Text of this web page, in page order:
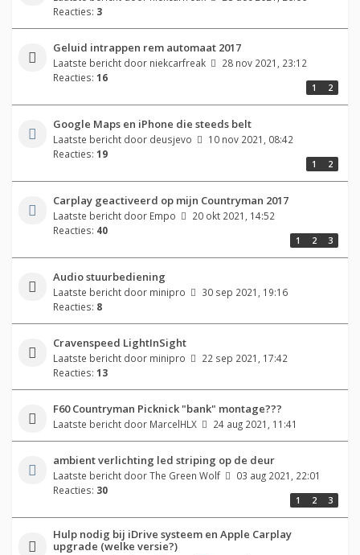
Reacties: 3
Geluid intrappen rem automaat 2017
Laatste bericht door niekcarfreak
28 nov 2021, 23:12
Reacties: 16
1 2
Google Maps en iPhone die steeds belt
Laatste bericht door deusjevo
10 nov 2021, 08:42
Reacties: 19
1 2
Carplay geactiveerd op mijn Countryman 2017
Laatste bericht door Empo
20 okt 2021, 14:52
Reacties: 40
1 2 3
Audio stuurbediening
Laatste bericht door minipro
30 sep 2021, 19:16
Reacties: 8
Cravenspeed LightInSight
Laatste bericht door minipro
22 sep 2021, 17:42
Reacties: 13
F60 Countryman Picknick "bank" montage???
Laatste bericht door MarcelHLX 24 aug 2021, 11:41
ambient verlichting led striping op de deur
Laatste bericht doorThe Green Wolf
03 aug 2021, 22:01
Reacties: 30
1 2 3
Hulp nodig bij iDrive systeem en Apple Carplay
upgrade (welke versie?)